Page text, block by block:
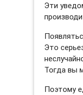
Эти
Это
Тогда вы
Поэтому